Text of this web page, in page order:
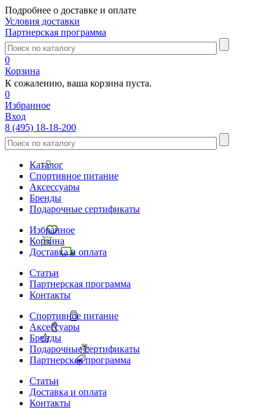
Подробнее о доставке и оплате
Условия доставки
Партнерская программа
0
Корзина
К сожалению, ваша корзина пуста.
0
Избранное
Вход
8 (495) 18-18-200
Каталог
Спортивное питание
Аксессуары
Бренды
Подарочные сертификаты
Избранное
Корзина
Доставка и оплата
Статьи
Партнерская программа
Контакты
Спортивное питание
Аксессуары
Бренды
Подарочные сертификаты
Партнерская программа
Статьи
Доставка и оплата
Контакты